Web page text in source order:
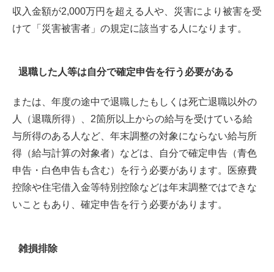
収入金額が2,000万円を超える人や、災害により被害を受
けて「災害被害者」の規定に該当する人になります。
退職した人等は自分で確定申告を行う必要がある
または、年度の途中で退職したもしくは死亡退職以外の
人（退職所得）、2箇所以上からの給与を受けている給
与所得のある人など、年末調整の対象にならない給与所
得（給与計算の対象者）などは、自分で確定申告（青色
申告・白色申告も含む）を行う必要があります。医療費
控除や住宅借入金等特別控除などは年末調整ではできな
いこともあり、確定申告を行う必要があります。
雑損排除